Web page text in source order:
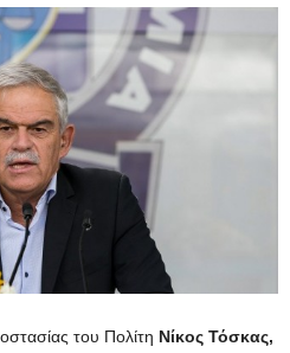
του Πολίτη Νίκος Τόσκας,